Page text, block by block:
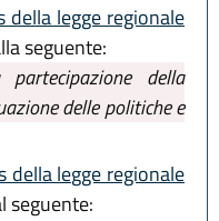
della legge regionale
seguente:
partecipazione della
delle politiche e
della legge regionale
seguente: